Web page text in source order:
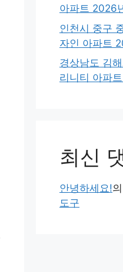
아파트 2026
인천시 중구
자인 아파트
경상남도 김
리니티 아파
최신
안녕하세요!의
도구